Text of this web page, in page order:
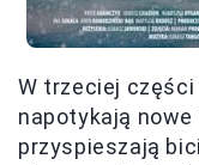
W trzeciej części
napotykają
przyspieszają